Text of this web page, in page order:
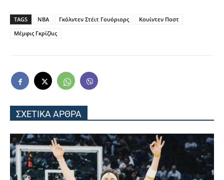
TAGS NBA Γκόλντεν Στέιτ Γουόριορς
Κουίντεν Ποστ
Μέμφις Γκρίζλις
ΣΧΕΤΙΚΑ ΑΡΘΡΑ